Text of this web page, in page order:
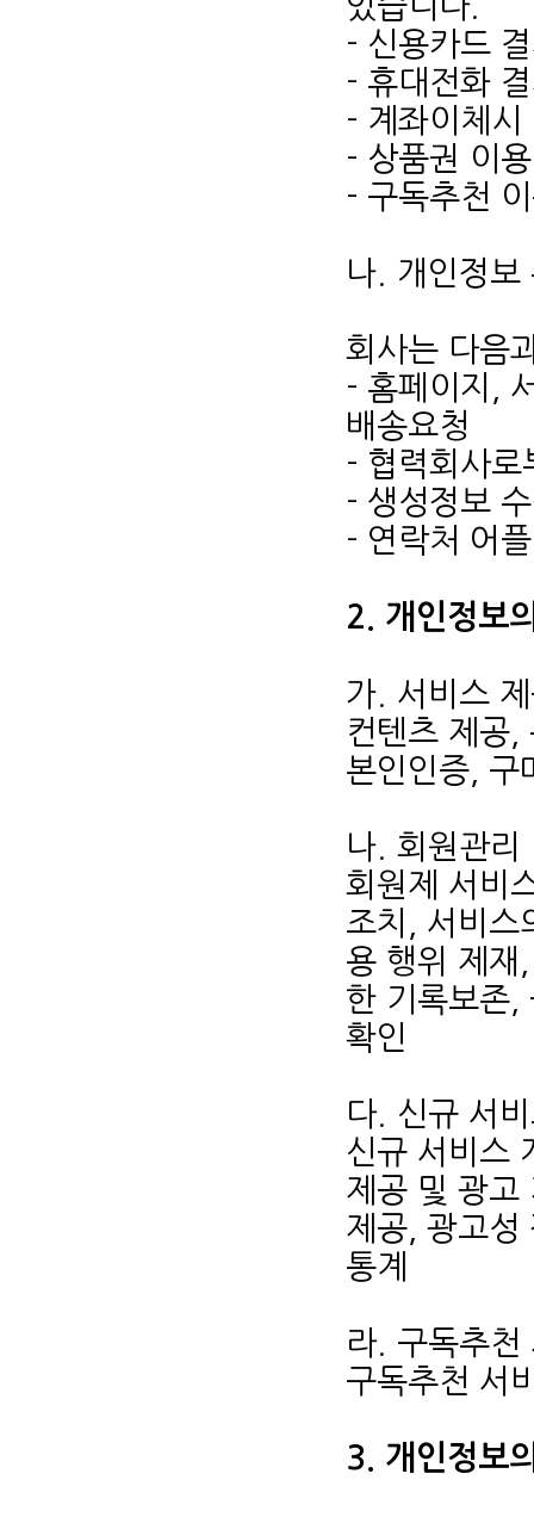
- 신용카드
- 휴대전화
- 계좌이체시
- 상품권 이
- 구독추천
나. 개인정보
회사는 다음
- 홈페이지,
배송요청
- 협력회사로
- 생성정보
- 연락처 어
2. 개인정보
가. 서비스
컨텐츠 제공,
본인인증, 구
나. 회원관리
회원제 서비
조치, 서비스
용 행위 제재
한 기록보존,
확인
다. 신규 서
신규 서비스
제공 및 광고
제공, 광고성
통계
라. 구독추천
구독추천 서
3. 개인정보